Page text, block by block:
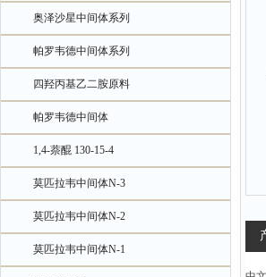
奥泽沙星中间体系列
帕罗韦德中间体系列
四羟丙基乙二胺原料
帕罗韦德中间体
1,4-萘醌 130-15-4
莫匹拉韦中间体N-3
莫匹拉韦中间体N-2
莫匹拉韦中间体N-1